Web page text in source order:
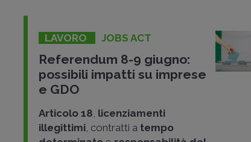
LAVORO JOBS ACT
Referendum 8-9 giugno:
possibili impatti su imprese
e GDO
Articolo 18, licenziamenti
illegittimi, contratti a tempo